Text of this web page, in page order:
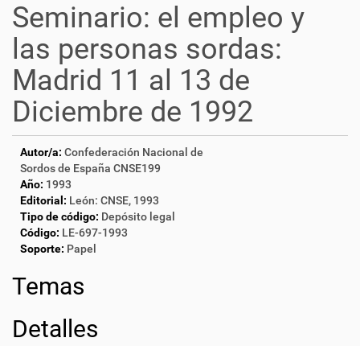
Seminario: el empleo y
las personas sordas:
Madrid 11 al 13 de
Diciembre de 1992
Autor/a: Confederación Nacional de
Sordos de España CNSE199
Año: 1993
Editorial: León: CNSE, 1993
Tipo de código: Depósito legal
Código: LE-697-1993
Soporte: Papel
Temas
Detalles